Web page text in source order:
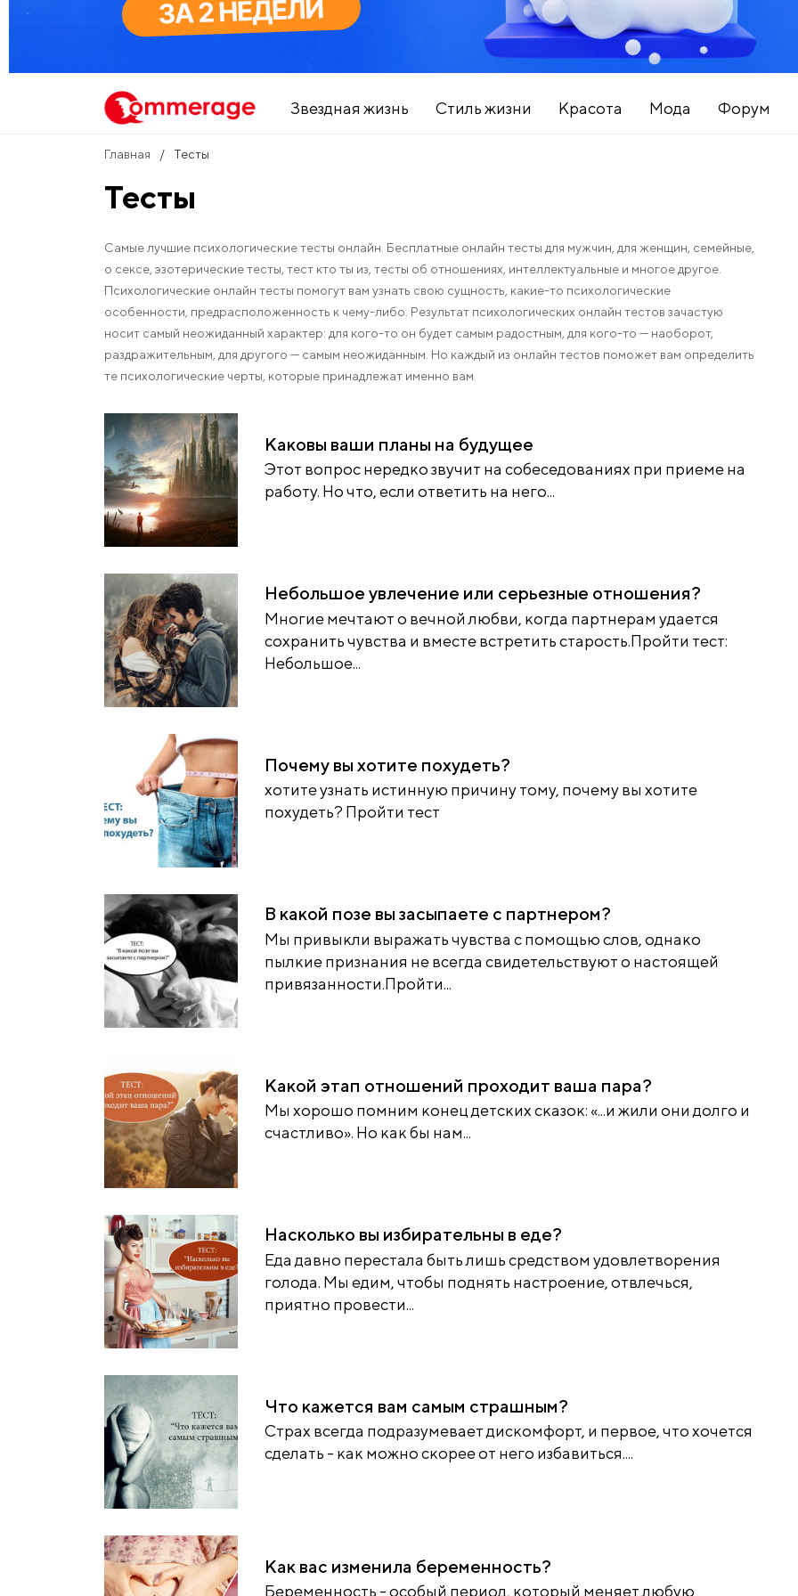
Звездная жизнь Стиль жизни Красота Мода Форум
Главная Тесты
Тесты
Самые лучшие психологические тесты онлайн. Бесплатные онлайн тесты для мужчин, для женщин, семейные,
о сексе, эзотерические тесты, тест кто ты из, тесты об отношениях, интеллектуальные и многое другое.
Психологические онлайн тесты помогут вам узнать свою сущность, какие-то психологические
особенности, предрасположенность к чему-либо. Результат психологических онлайн тестов зачастую
носит самый неожиданный характер: для кого-то он будет самым радостным, для кого-то — наоборот,
раздражительным, для другого — самым неожиданным. Но каждый из онлайн тестов поможет вам определить
те психологические черты, которые принадлежат именно вам.
Каковы ваши планы на будущее
Этот вопрос нередко звучит на собеседованиях при приеме на
работу. Но что, если ответить на него...
Небольшое увлечение или серьезные отношения?
Многие мечтают о вечной любви, когда партнерам удается
сохранить чувства и вместе встретить старость.Пройти тест:
Небольшое...
Почему вы хотите похудеть?
хотите узнать истинную причину тому, почему вы хотите
похудеть? Пройти тест
В какой позе вы засыпаете с партнером?
Мы привыкли выражать чувства с помощью слов, однако
пылкие признания не всегда свидетельствуют о настоящей
привязанности.Пройти...
Какой этап отношений проходит ваша пара?
Мы хорошо помним конец детских сказок: «...и жили они долго и
счастливо». Но как бы нам...
Насколько вы избирательны в еде?
Еда давно перестала быть лишь средством удовлетворения
голода. Мы едим, чтобы поднять настроение, отвлечься,
приятно провести...
Что кажется вам самым страшным?
Страх всегда подразумевает дискомфорт, и первое, что хочется
сделать - как можно скорее от него избавиться....
Как вас изменила беременность?
Беременность - особый период, который меняет любую